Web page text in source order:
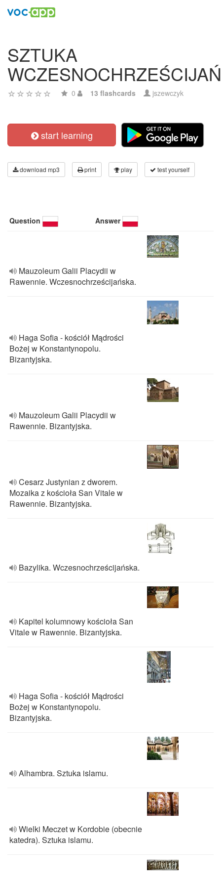
SZTUKA
0 13 flashcards jszewczyk
start learning
download mp3 print play test yourself
Question Answer
Mauzoleum Galii Placydii w
Rawennie. Wczesnochrześcijańska.
Haga Sofia - kościół Mądrości
Bożej w Konstantynopolu.
Bizantyjska.
Mauzoleum Galii Placydii w
Rawennie. Bizantyjska.
Cesarz Justynian z dworem.
Mozaika z kościoła San Vitale w
Rawennie. Bizantyjska.
Bazylika. Wczesnochrześcijańska.
Kapitel kolumnowy kościoła San
Vitale w Rawennie. Bizantyjska.
Haga Sofia - kościół Mądrości
Bożej w Konstantynopolu.
Bizantyjska.
Alhambra. Sztuka islamu.
Wielki Meczet w Kordobie (obecnie
katedra). Sztuka islamu.